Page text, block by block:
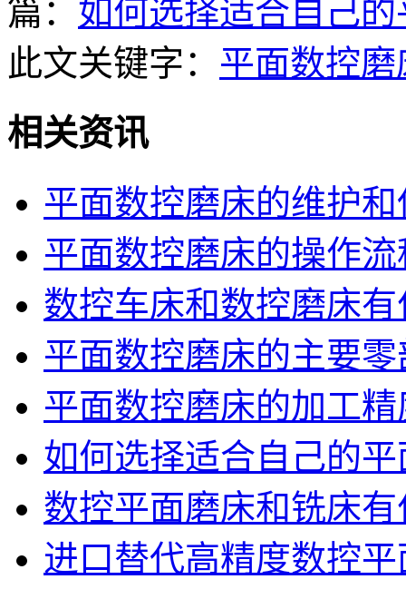
篇： 如何选择适合自己
此文关键字： 平面数控磨
相关资讯
平面数控磨床的维护
平面数控磨床的操作
数控车床和数控磨床
平面数控磨床的主要
平面数控磨床的加工
如何选择适合自己的
数控平面磨床和铣床
进口替代高精度数控